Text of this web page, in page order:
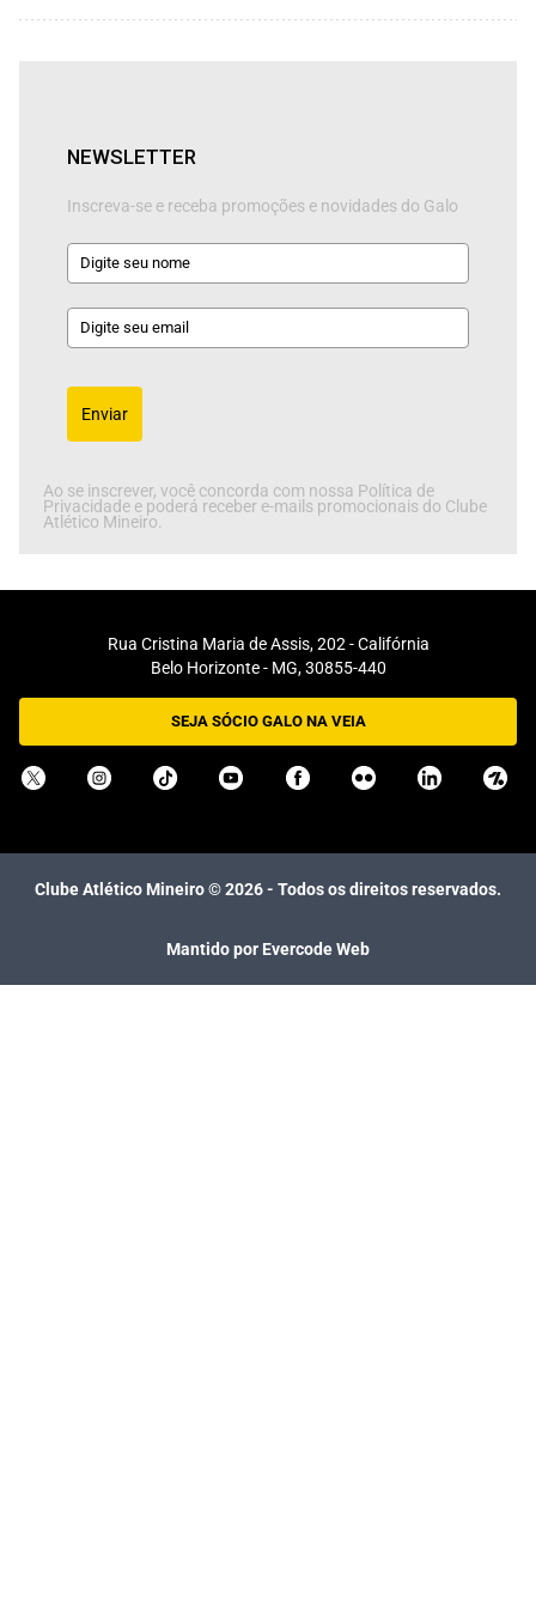
NEWSLETTER
Inscreva-se e receba promoções e novidades do Galo
Enviar
Ao se inscrever, você concorda com nossa Política de
Privacidade e poderá receber e-mails promocionais do Clube
Atlético Mineiro.
Rua Cristina Maria de Assis, 202 - Califórnia
Belo Horizonte - MG, 30855-440
SEJA SÓCIO GALO NA VEIA
Clube Atlético Mineiro ©2026- Todos os direitos reservados.
Mantido por Evercode Web